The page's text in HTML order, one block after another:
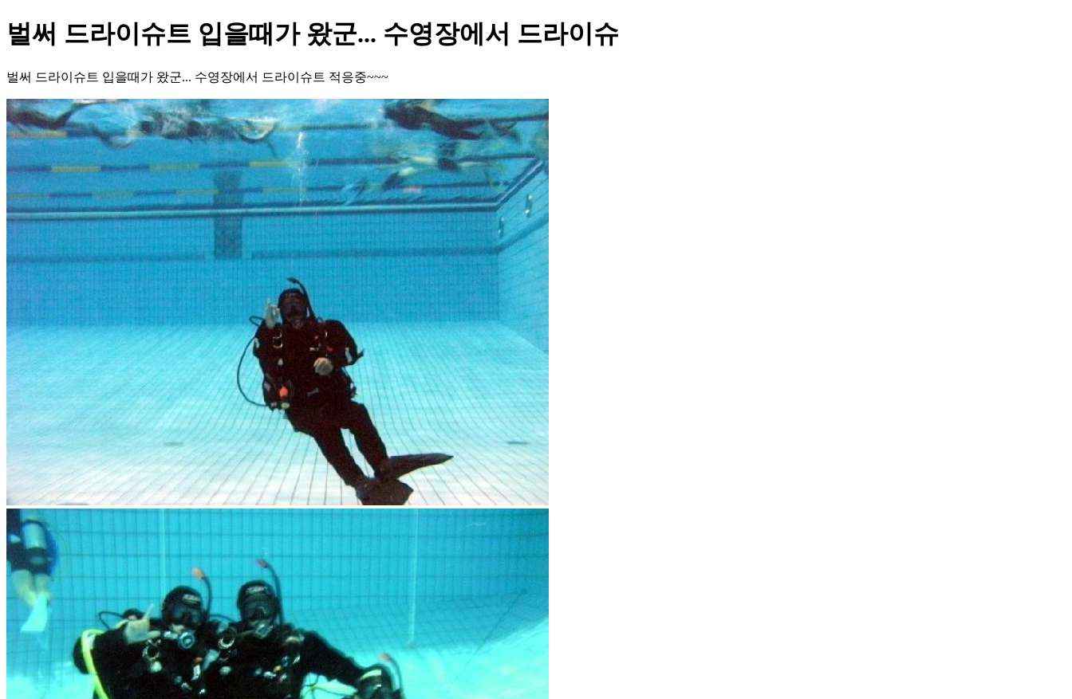
벌써 드라이슈트 입을때가 왔군... 수영장에서 드라이슈
벌써 드라이슈트 입을때가 왔군... 수영장에서 드라이슈트 적응중~~~